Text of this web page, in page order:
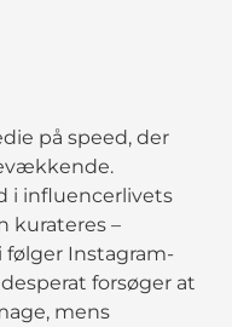
på speed, der
i influencerlivets
kurateres –
Instagram-
forsøger at
mens